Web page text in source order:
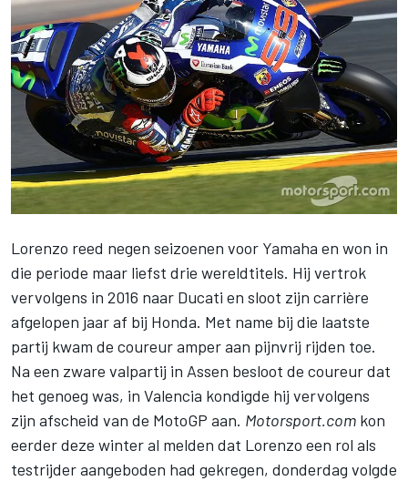
Lorenzo reed negen seizoenen voor Yamaha en won in
die periode maar liefst drie wereldtitels. Hij vertrok
vervolgens in 2016 naar Ducati en sloot zijn carrière
afgelopen jaar af bij Honda. Met name bij die laatste
partij kwam de coureur amper aan pijnvrij rijden toe.
Na een zware valpartij in Assen besloot de coureur dat
het genoeg was, in Valencia kondigde hij vervolgens
zijn afscheid van de MotoGP aan. Motorsport.com kon
eerder deze winter al melden dat Lorenzo een rol als
testrijder aangeboden had gekregen, donderdag volgde